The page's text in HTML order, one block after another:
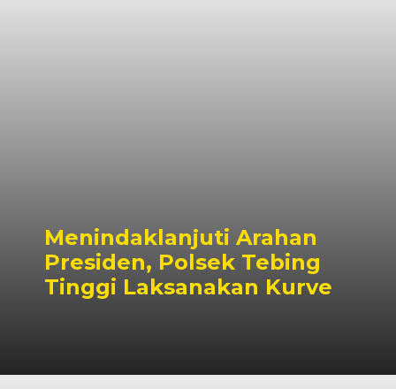
Menindaklanjuti Arahan
Presiden, Polsek Tebing
Tinggi Laksanakan Kurve